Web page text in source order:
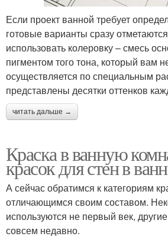
Если проект ванной требует
готовые варианты сразу
использовать колеровку – смесь
пигментом того тона, который вам
осуществляется по специальным
представлены десятки оттенков
читать дальше →
Краска в ванную
красок для стен в
А сейчас обратимся к категориям
отличающимся своим составом.
используются не первый век,
совсем недавно.